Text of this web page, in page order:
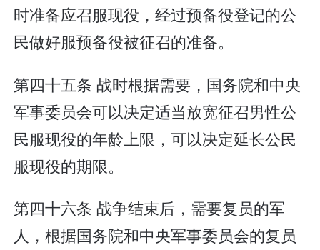
时准备应召服现役，经过预备役登记的公
民做好服预备役被征召的准备。
第四十五条 战时根据需要，国务院和中央
军事委员会可以决定适当放宽征召男性公
民服现役的年龄上限，可以决定延长公民
服现役的期限。
第四十六条 战争结束后，需要复员的军
人，根据国务院和中央军事委员会的复员